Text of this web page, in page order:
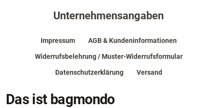
Unternehmensangaben
Impressum AGB & Kundeninformationen
Widerrufsbelehrung / Muster-Widerrufsformular
Datenschutzerklärung Versand
Das ist bagmondo